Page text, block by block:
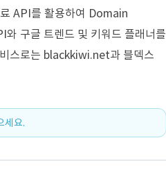
API를 활용하여 Domain
구글 트렌드 및 키워드 플래너를
스로는 blackkiwi.net과 블덱스
세요.